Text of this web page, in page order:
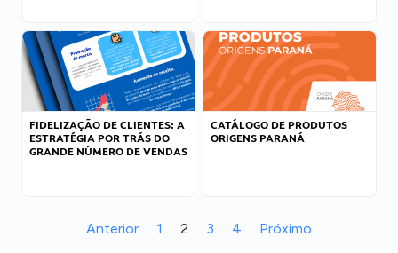
FIDELIZAÇÃO DE CLIENTES: A
ESTRATÉGIA POR TRÁS DO
GRANDE NÚMERO DE VENDAS
CATÁLOGO DE PRODUTOS
ORIGENS PARANÁ
Anterior 1 2 3 4 Próximo